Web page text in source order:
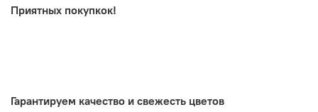
Приятных покупкок!
Гарантируем качество и свежесть цветов